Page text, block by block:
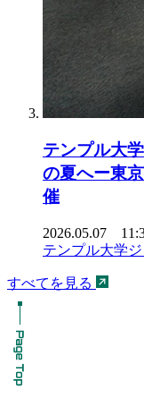
テンプル大
の夏へー東
催
2026.05.07
テンプル大学
すべてを見る